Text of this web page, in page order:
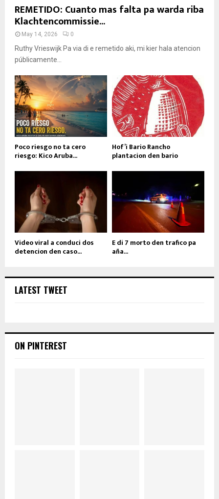
REMETIDO: Cuanto mas falta pa warda riba
Klachtencommissie...
May 14, 2026 0
Ruthy Vrieswijk Pa via di e remetido aki, mi kier hala atencion
públicamente...
Poco riesgo no ta cero
riesgo: Kico Aruba...
Hof’i Bario Rancho
plantacion den bario
Video viral a conduci dos
detencion den caso...
E di 7 morto den trafico pa
aña...
LATEST TWEET
ON PINTEREST